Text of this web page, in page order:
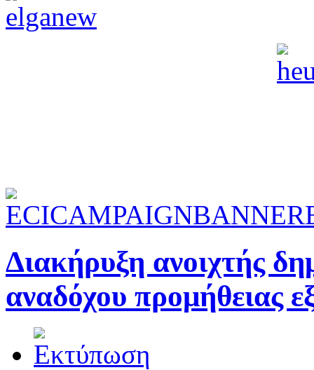
Διακήρυξη ανοιχτής
αναδόχου προμήθειας